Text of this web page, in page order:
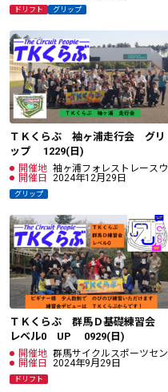
ドリフト グリップ
ＴＫくらぶ 袖ヶ浦走行会 グリ
ップ 1229(日)
開催地 袖ヶ浦フォレストレースウ
ェイ開催日 2024年12月29日
グリップ
ＴＫくらぶ 群馬Ｄ基礎練習会
レベル0 UP 0929(日)
開催地 群馬サイクルスポーツセン
ター開催日 2024年9月29日
ドリフト